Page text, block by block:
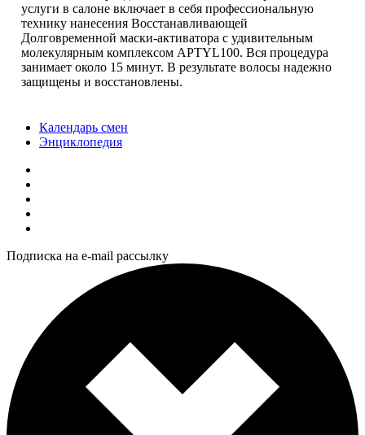
услуги в салоне включает в себя профессиональную
технику нанесения Восстанавливающей
Долговременной маски-активатора с удивительным
молекулярным комплексом APTYL100. Вся процедура
занимает около 15 минут. В результате волосы надежно
защищены и восстановлены.
Календарь смен
Энциклопедия
Подписка на e-mail рассылку